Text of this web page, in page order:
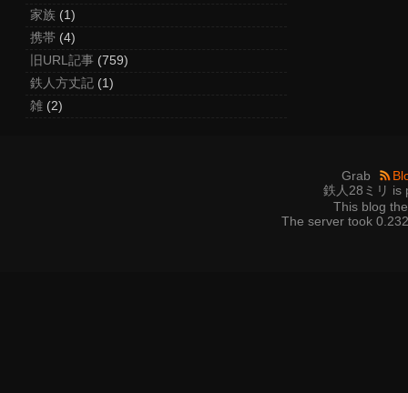
家族 (1)
携帯 (4)
旧URL記事 (759)
鉄人方丈記 (1)
雑 (2)
Grab
鉄人28ミリ
This blog
The server took